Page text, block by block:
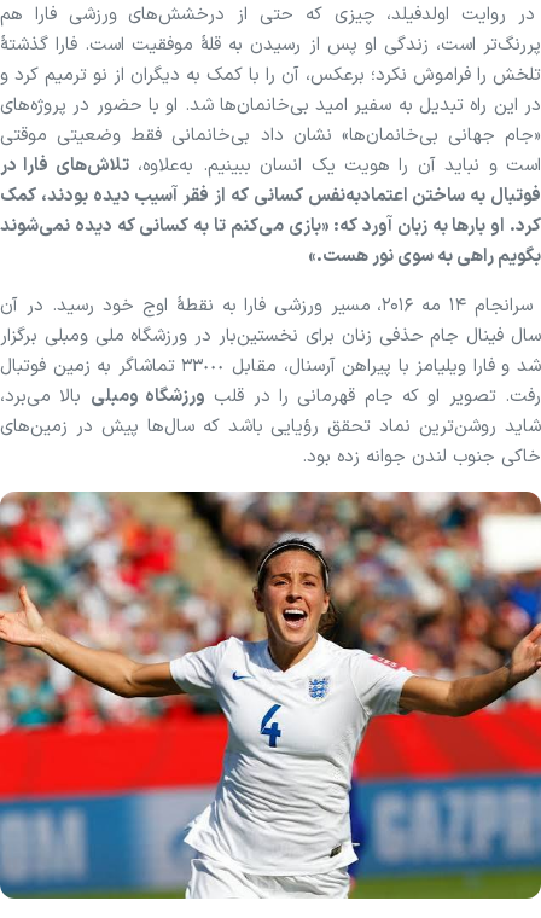
در روایت اولدفیلد، چیزی که حتی از درخشش‌های ورزشی فارا هم
پررنگ‌تر است، زندگی او پس از رسیدن به قلهٔ موفقیت است. فارا گذشتهٔ
تلخش را فراموش نکرد؛ برعکس، آن را با کمک به دیگران از نو ترمیم کرد و
در این راه تبدیل به سفیر امید بی‌خانمان‌ها شد. او با حضور در پروژه‌های
«جام جهانی بی‌خانمان‌ها» نشان داد بی‌خانمانی فقط وضعیتی موقتی
است و نباید آن را هویت یک انسان ببینیم. به‌علاوه،تلاش‌های فارا در
فوتبال به ساختن اعتمادبه‌نفس کسانی که از فقر آسیب دیده بودند، کمک
کرد. او بار‌ها به زبان آورد که: «بازی می‌کنم تا به کسانی که دیده نمی‌شوند
بگویم راهی به سوی نور هست.»
سرانجام ۱۴ مه ۲۰۱۶، مسیر ورزشی فارا به نقطهٔ اوج خود رسید. در آن
سال فینال جام حذفی زنان برای نخستین‌بار در ورزشگاه ملی ومبلی برگزار
شد و فارا ویلیامز با پیراهن آرسنال، مقابل ۳۳٠٠٠ تماشاگر به زمین فوتبال
رفت. تصویر او که جام قهرمانی را در قلب ورزشگاه ومبلی بالا می‌برد،
شاید روشن‌ترین نماد تحقق رؤیایی باشد که سال‌ها پیش در زمین‌های
خاکی جنوب لندن جوانه زده بود.